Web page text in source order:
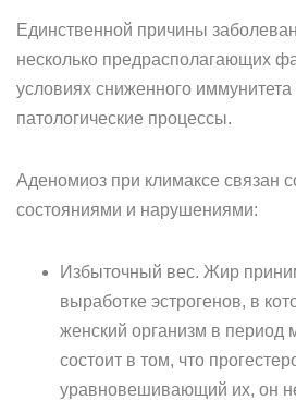
Единственной причины
несколько предрасполагающих
условиях сниженного иммунитета
патологические процессы.
Аденомиоз при климаксе связан
состояниями и нарушениями:
Избыточный вес. Жир
выработке эстрогенов, в
женский организм в период
состоит в том, что
уравновешивающий их, он